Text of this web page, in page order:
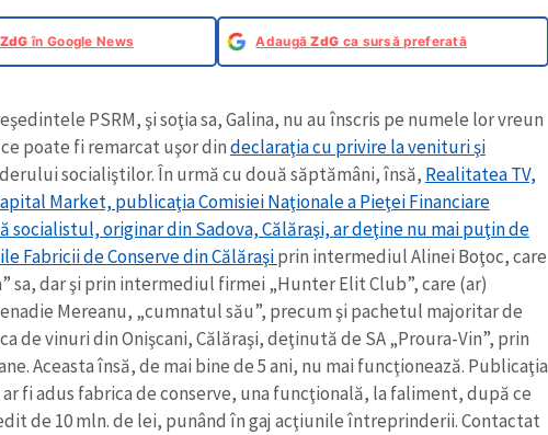
ZdG în Google News AdaugăZdG ca sursă preferată
PSRM, şi soţia sa, Galina, nu au înscris pe numele lor vreun
poate fi remarcat uşor dindeclaraţia cu privire la venituri şi
socialiştilor. În urmă cu două săptămâni, însă, Realitatea TV,
Market, publicaţia Comisiei Naţionale a Pieţei Financiare
socialistul, originar din Sadova, Călăraşi, ar deţine nu mai puţin de
Fabricii de Conserve din Călăraşiprin intermediul Alinei Boţoc, care
sa, dar şi prin intermediul firmei „Hunter Elit Club”, care (ar)
Mereanu, „cumnatul său”, precum şi pachetul majoritar de
de vinuri din Onişcani, Călăraşi, deţinută de SA „Proura-Vin”, prin
Aceasta însă, de mai bine de 5 ani, nu mai funcţionează. Publicaţia
ar fi adus fabrica de conserve, una funcţională, la faliment, după ce
de 10 mln. de lei, punând în gaj acţiunile întreprinderii. Contactat